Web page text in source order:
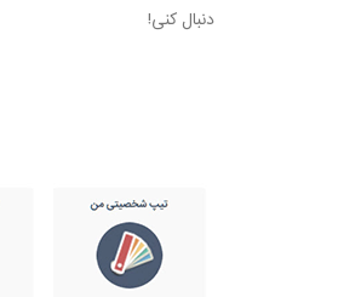
دنبال کنی‏‏!‏